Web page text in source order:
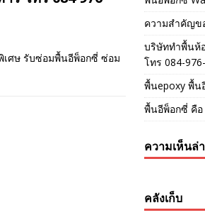
ศษ รับซ่อมพื้นอีพ็อกซี่ ซ่อม
ความสำคัญข
บริษัททำพื้นห้
โทร 084-
พื้นepoxy พื้น
พื้นอีพ็อกซี่ คือ
ความเห็นล่
คลังเก็บ